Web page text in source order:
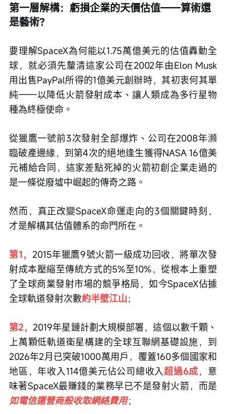
第一層解構：虧損企業的天價估值——算術還
是藝術？
要理解SpaceX為何能以1.75萬億美元的估值轟動全
球，就必須先釐清這家公司在2002年由Elon Musk
用出售PayPal所得的1億美元創辦時，其初衷何其單
純——以降低火箭發射成本、讓人類成為多行星物
種為終極使命。
從獵鷹一號前3次發射全部爆炸、公司在2008年瀕
臨破產邊緣，到第4次的絕地逢生獲得NASA 16億美
元補給合同，這家差點死掉的火箭初創企業走過的
是一條從廢墟中崛起的傳奇之路。
然而，真正改變SpaceX命運走向的3個關鍵時刻，
才是解構其估值體系的命門所在。
第1， 2015年獵鷹9號火箭一級成功回收，將單次發
射成本壓縮至傳統方式的5%至10%，從根本上重塑
了全球商業發射市場的競爭格局，如今SpaceX佔據
全球軌道發射次數約半壁江山；
第2， 2019年星鏈計劃大規模部署，這個以數千顆、
上萬顆低軌道衛星構建的全球互聯網基礎設施，到
2026年2月已突破1000萬用戶，覆蓋160多個國家和
地區，年收入114億美元佔公司總收入 超過6成，意
味著SpaceX最賺錢的業務早已不是發射火箭，而是
如電信運營商般收取網絡費用；